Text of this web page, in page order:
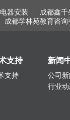
器安装 |
成都鑫
成都学林苑教育咨询
支持
支持
新闻
公司
行业